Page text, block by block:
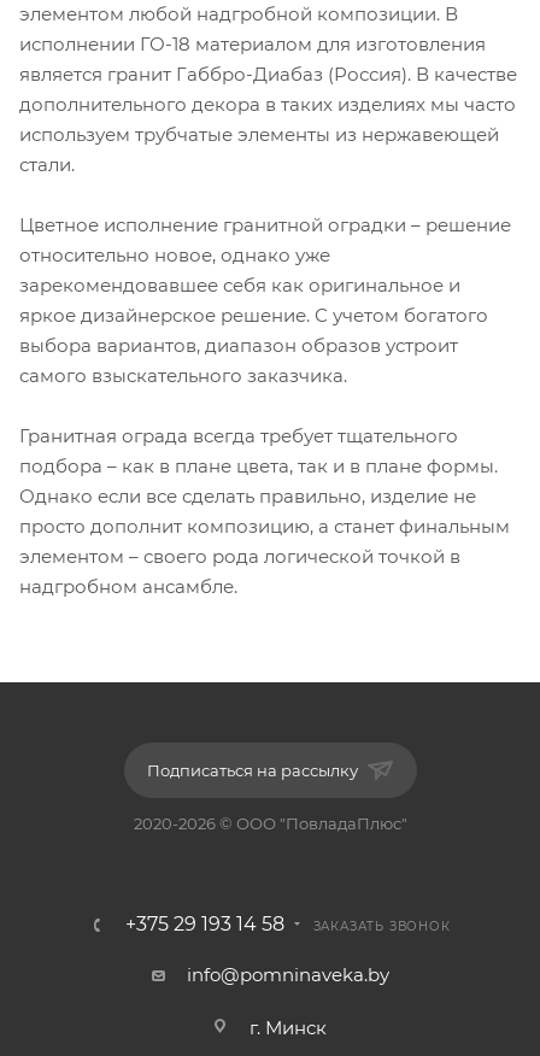
элементом любой надгробной композиции. В
исполнении ГО-18 материалом для изготовления
является гранит Габбро-Диабаз (Россия). В качестве
дополнительного декора в таких изделиях мы часто
используем трубчатые элементы из нержавеющей
стали.
Цветное исполнение гранитной оградки – решение
относительно новое, однако уже
зарекомендовавшее себя как оригинальное и
яркое дизайнерское решение. С учетом богатого
выбора вариантов, диапазон образов устроит
самого взыскательного заказчика.
Гранитная ограда всегда требует тщательного
подбора – как в плане цвета, так и в плане формы.
Однако если все сделать правильно, изделие не
просто дополнит композицию, а станет финальным
элементом – своего рода логической точкой в
надгробном ансамбле.
Подписаться на рассылку
2020-2026 © ООО "ПовладаПлюс"
+375 29 193 14 58 ЗАКАЗАТЬ ЗВОНОК
info@pomninaveka.by
г. Минск